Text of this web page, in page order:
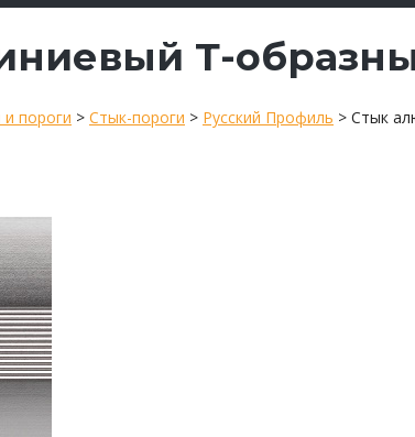
Т-
пороги > Стык-пороги > Русский Профиль > Стык